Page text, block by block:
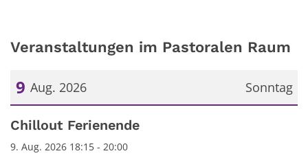
Veranstaltungen im Pastoralen Raum
Sonntag
9 Aug. 2026
Datum: 9. August 2026
Chillout Ferienende
9. Aug. 2026 18:15 - 20:00